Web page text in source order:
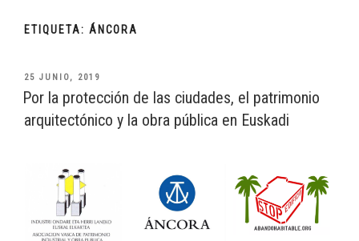
ETIQUETA: ÁNCORA
PUBLICADO
EL
25 JUNIO, 2019
Por la protección de las ciudades, el patrimonio
arquitectónico y la obra pública en Euskadi